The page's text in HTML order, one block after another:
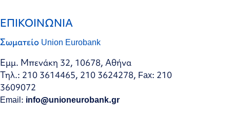
ΕΠΙΚΟΙΝΩΝΙΑ
Σωματείο Union Eurobank
Εμμ. Μπενάκη 32, 10678, Αθήνα
Τηλ.: 210 3614465, 210 3624278, Fax: 210
3609072
Email: info@unioneurobank.gr